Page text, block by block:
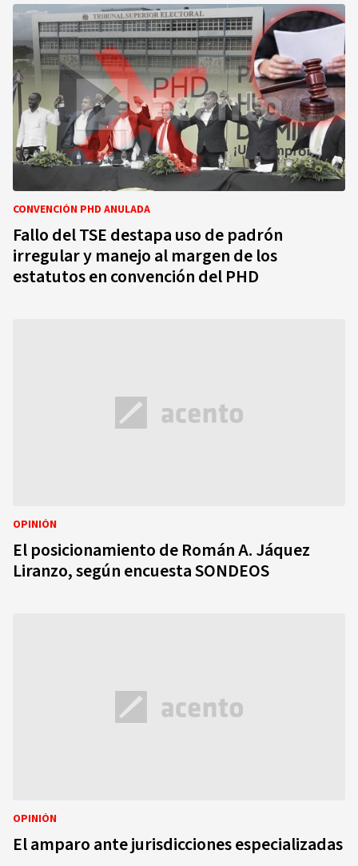
CONVENCIÓN PHD ANULADA
Fallo del TSE destapa uso de padrón
irregular y manejo al margen de los
estatutos en convención del PHD
OPINIÓN
El posicionamiento de Román A. Jáquez
Liranzo, según encuesta SONDEOS
OPINIÓN
El amparo ante jurisdicciones especializadas